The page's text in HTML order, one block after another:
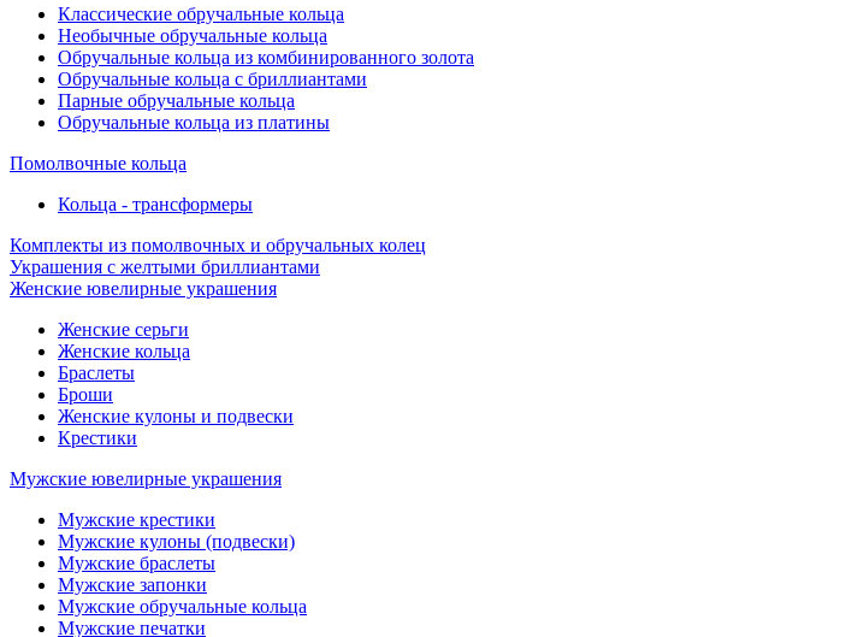
Классические обручальные кольца
Необычные обручальные кольца
Обручальные кольца из комбинированного золота
Обручальные кольца с бриллиантами
Парные обручальные кольца
Обручальные кольца из платины
Помолвочные кольца
Кольца - трансформеры
Комплекты из помолвочных и обручальных колец
Украшения с желтыми бриллиантами
Женские ювелирные украшения
Женские серьги
Женские кольца
Браслеты
Броши
Женские кулоны и подвески
Крестики
Мужские ювелирные украшения
Мужские крестики
Мужские кулоны (подвески)
Мужские браслеты
Мужские запонки
Мужские обручальные кольца
Мужские печатки